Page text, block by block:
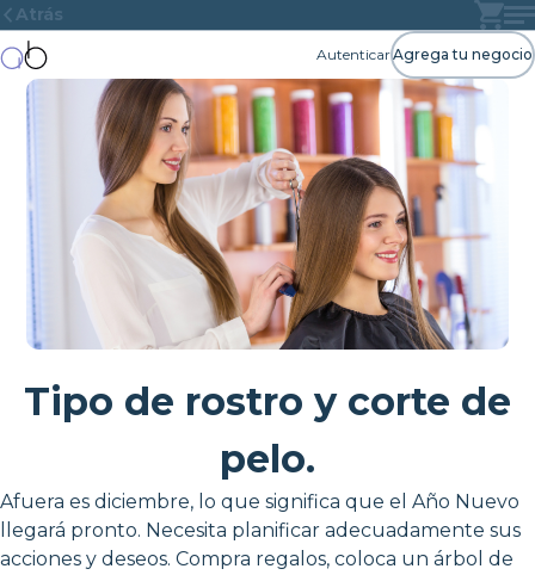
Atrás
AutenticarAgrega tu negocio
Tipo de rostro y corte de
pelo.
Afuera es diciembre, lo que significa que el Año Nuevo
llegará pronto. Necesita planificar adecuadamente sus
acciones y deseos. Compra regalos, coloca un árbol de